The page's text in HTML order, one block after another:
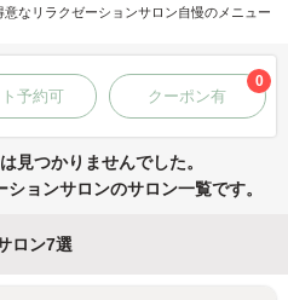
なリラクゼーションサロン自慢のメニュー
予約可 クーポン有
0
見つかりませんでした。
ョンサロンのサロン一覧です。
ロン7選